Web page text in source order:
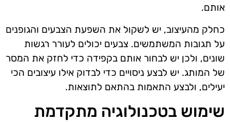
אותם.
כחלק מהעיצוב, יש לשקול את השפעת הצבעים והגופנים
על תגובות המשתמשים. צבעים יכולים לעורר רגשות
שונים, ולכן יש לבחור אותם בקפידה כדי לחזק את המסר
של המותג. יש לבצע ניסויים כדי לבדוק אילו עיצובים הכי
יעילים, ולבצע התאמות בהתאם לתוצאות.
שימוש בטכנולוגיה מתקדמת